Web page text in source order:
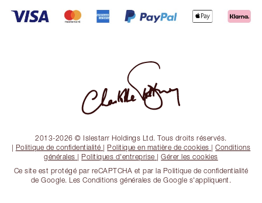
2013-2026 © Islestarr Holdings Ltd. Tous droits réservés.
| Politique de confidentialité |Politique en matière de cookies |Conditions
générales |Politiques d'entreprise |Gérer les cookies
Ce site est protégé par reCAPTCHA et par la Politique de confidentialité
de Google. Les Conditions générales de Google s'appliquent.